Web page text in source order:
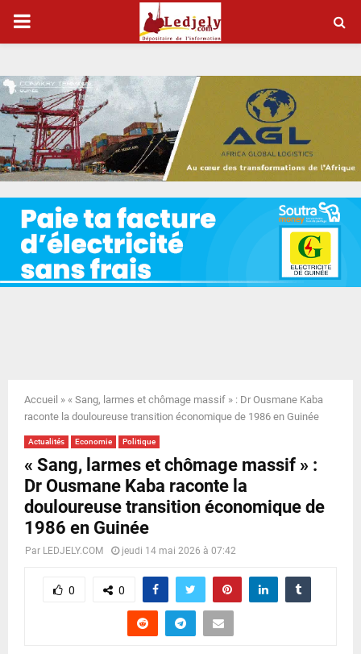
P
I
M
A
R
Y
N
Accueil » « Sang, larmes et chômage massif » : Dr Ousmane Kaba
raconte la douloureuse transition économique de 1986 en Guinée
Actualités Economie Politique
« Sang, larmes et chômage massif » :
Dr Ousmane Kaba raconte la
douloureuse transition économique de
1986 en Guinée
Par LEDJELY.COM jeudi 14 mai 2026 à 07:42
0 0